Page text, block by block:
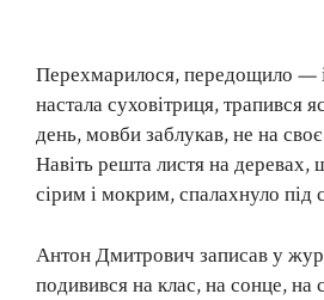
Перехмарилося, передощило — і
настала суховітриця, трапився
день, мовби заблукав, не на
Навіть решта листя на деревах,
сірим і мокрим, спалахнуло під
Антон Дмитрович записав у
подивився на клас, на сонце, на